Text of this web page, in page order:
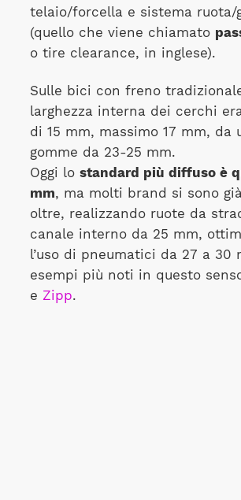
telaio/forcella e sistema ruota/
(quello che viene chiamato
o tire clearance, in inglese).
Sulle bici con freno
larghezza interna dei cerchi
di 15 mm, massimo 17 mm, da
gomme da 23-25 mm.
Oggi lo standard più diffuso è
mm, ma molti brand si sono
oltre, realizzando ruote da
canale interno da 25 mm,
l’uso di pneumatici da 27 a 30
esempi più noti in questo
e Zipp.